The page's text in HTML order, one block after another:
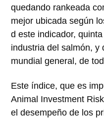
quedando rankeada
mejor ubicada según
d este indicador,
industria del salmón, y
mundial general, de
Este índice, que es
Animal Investment
el desempeño de los